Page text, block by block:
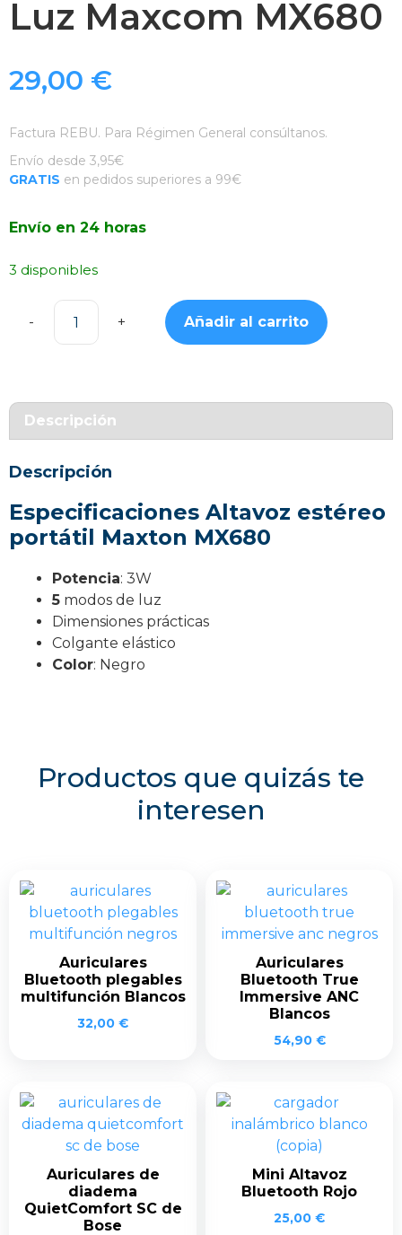
Luz Maxcom MX680
29,00 €
Factura REBU. Para Régimen General consúltanos.
Envío desde 3,95€
GRATIS en pedidos superiores a 99€
Envío en 24 horas
3 disponibles
Altavoz
MX680
Añadir al carrito
Descripción
Descripción
Especificaciones Altavoz estéreo
portátil Maxton MX680
Potencia: 3W
5 modos de luz
Dimensiones prácticas
Colgante elástico
Color: Negro
Productos que quizás te
interesen
Auriculares
Bluetooth plegables
multifunción Blancos
32,00 €
Auriculares
Bluetooth True
Immersive ANC
Blancos
54,90 €
Auriculares de
diadema
QuietComfort SC de
Bose
Mini Altavoz
Bluetooth Rojo
25,00 €